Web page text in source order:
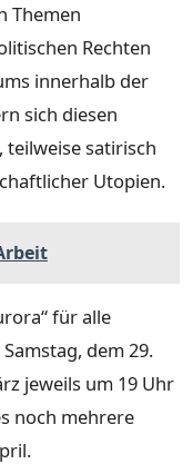
Themen
Rechten
innerhalb der
sich diesen
satirisch
Utopien.
für alle
dem 29.
jeweils um 19 Uhr
noch mehrere